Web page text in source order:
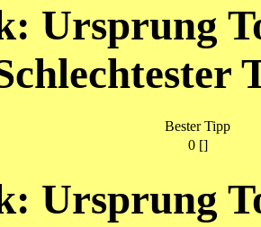
Ursprung
Bester Tipp
0 []
Ursprung